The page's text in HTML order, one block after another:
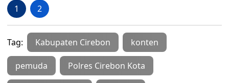
1 2
Tag: Kabupaten Cirebon konten
pemuda Polres Cirebon Kota